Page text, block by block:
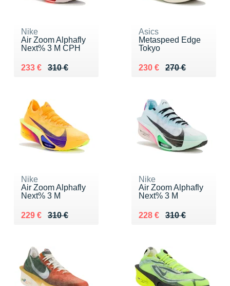
Nike
Air Zoom Alphafly
Next% 3 M CPH
310 €
Au lieu de 310 €
233 €
Vendu 233 €
Asics
Metaspeed Edge
Tokyo
270 €
Au lieu de 270 €
230 €
Vendu 230 €
Nike
Air Zoom Alphafly
Next% 3 M
310 €
Au lieu de 310 €
229 €
Vendu 229 €
Nike
Air Zoom Alphafly
Next% 3 M
310 €
Au lieu de 310 €
228 €
Vendu 228 €